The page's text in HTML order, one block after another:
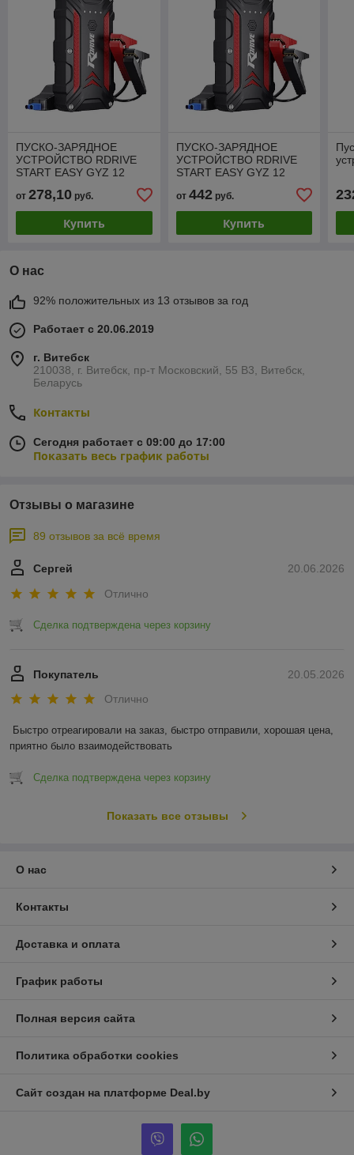
ПУСКО-ЗАРЯДНОЕ
УСТРОЙСТВО RDRIVE
START EASY GYZ 12
от 278,10 руб.
Купить
ПУСКО-ЗАРЯДНОЕ
УСТРОЙСТВО RDRIVE
START EASY GYZ 12
от 442руб.
Купить
О нас
92% положительных из 13 отзывов за год
Работает с 20.06.2019
г. Витебск
210038, г. Витебск, пр-т Московский, 55 B3, Витебск,
Беларусь
Контакты
Сегодня работает с 09:00 до 17:00
Показать весь график работы
Отзывы о магазине
89 отзывов за всё время
20.06.2026
Сергей
Отлично
Сделка подтверждена через корзину
20.05.2026
Покупатель
Отлично
Быстро отреагировали на заказ, быстро отправили, хорошая цена,
приятно было взаимодействовать
Сделка подтверждена через корзину
Показать все отзывы
О нас
Контакты
Доставка и оплата
График работы
Полная версия сайта
Политика обработки cookies
Сайт создан на платформе Deal.by